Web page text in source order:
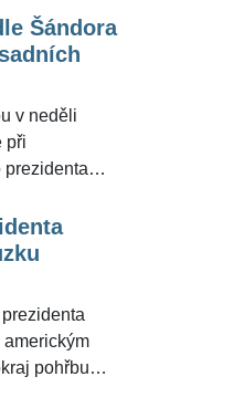
prezidenta
opravdu
"Co
nevyslovený,
podporou
Šándora
v neděli
při
prezidenta
vojenské
Redakci
pohřbu